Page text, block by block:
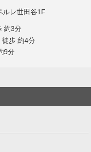
ルレ世田谷1F
約3分
徒歩 約4分
9分